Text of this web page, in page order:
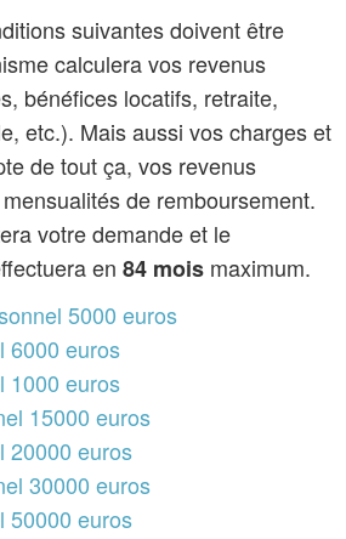
suivantes doivent être
calculera vos revenus
bénéfices locatifs, retraite,
etc.). Mais aussi vos charges et
de tout ça, vos revenus
de remboursement.
votre demande et le
en 84 mois maximum.
5000 euros
6000 euros
1000 euros
15000 euros
20000 euros
30000 euros
50000 euros